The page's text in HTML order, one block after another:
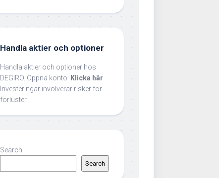
Handla aktier och optioner
Handla aktier och optioner hos
DEGIRO. Öppna konto: Klicka här
Investeringar involverar risker för
förluster.
Search
Search